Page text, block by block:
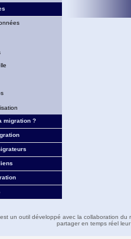
migration ?
un outil développé avec la collaboration
partager en temps réel